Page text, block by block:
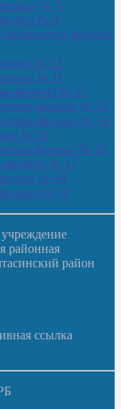
филиал № 9
№ 4
библиотека-филиал
№ 22
№ 11
филиал № 12
филиал № 14
филиал № 19
№ 20
филиал № 16
филиал № 17
№ 18
филиал № 10
районная
район
ссылка